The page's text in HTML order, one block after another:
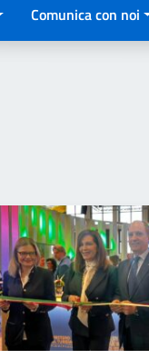
Comunica con noi